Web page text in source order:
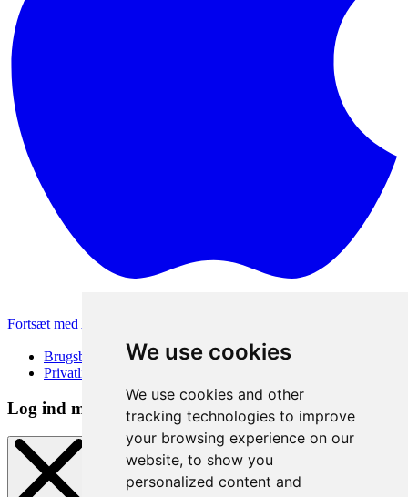
We use cookies
We use cookies and other
tracking technologies to improve
your browsing experience on our
website, to show you
personalized content and
Fortsæt med Apple
Brugsbetingelser
Privatlivspolitik
Log ind metode